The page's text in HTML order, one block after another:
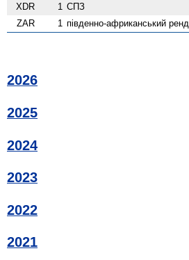
XDR 1 СПЗ
ZAR 1 південно-африканський ренд
2026
2025
2024
2023
2022
2021